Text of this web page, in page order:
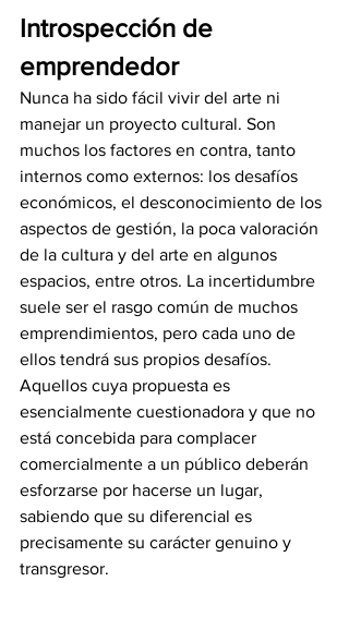
Introspección de
emprendedor
Nunca ha sido fácil vivir del arte ni
manejar un proyecto cultural. Son
muchos los factores en contra, tanto
internos como externos: los desafíos
económicos, el desconocimiento de los
aspectos de gestión, la poca valoración
de la cultura y del arte en algunos
espacios, entre otros. La incertidumbre
suele ser el rasgo común de muchos
emprendimientos, pero cada uno de
ellos tendrá sus propios desafíos.
Aquellos cuya propuesta es
esencialmente cuestionadora y que no
está concebida para complacer
comercialmente a un público deberán
esforzarse por hacerse un lugar,
sabiendo que su diferencial es
precisamente su carácter genuino y
transgresor.